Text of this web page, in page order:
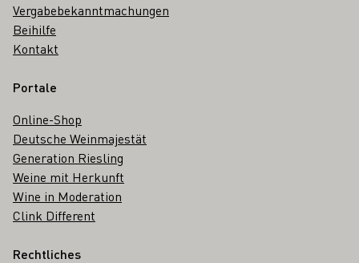
Vergabebekanntmachungen
Beihilfe
Kontakt
Portale
Online-Shop
Deutsche Weinmajestät
Generation Riesling
Weine mit Herkunft
Wine in Moderation
Clink Different
Rechtliches